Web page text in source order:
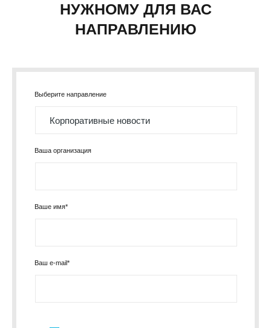
НУЖНОМУ ДЛЯ ВАС
НАПРАВЛЕНИЮ
Выберите направление
Ваша организация
Ваше имя*
Ваш e-mail*